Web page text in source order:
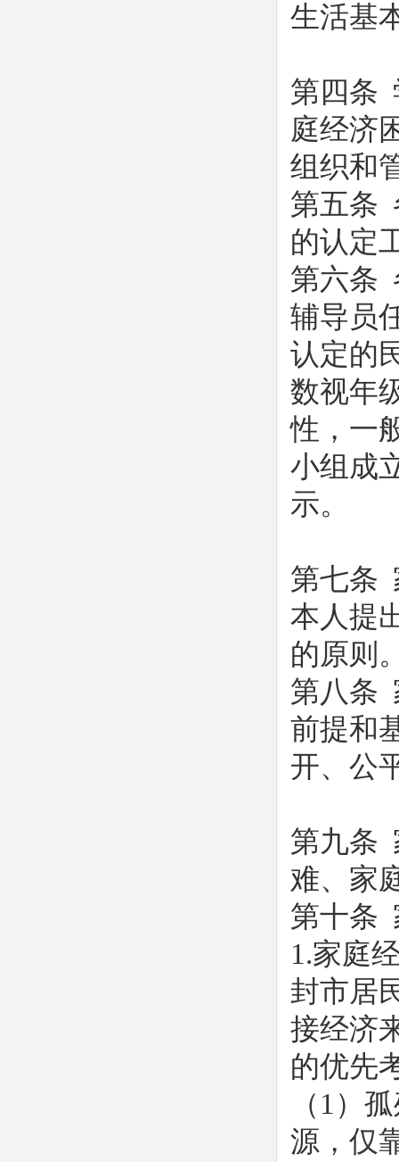
生活基
第四条
庭经济
组织和
第五条
的认定
第六条
辅导员
认定的
数视年
性，一
小组成
示。
第七条
本人提
的原则
第八条
前提和
开、公
第九条
难、家
第十条
1.家庭
封市居
接经济
的优先
（1）
源，仅